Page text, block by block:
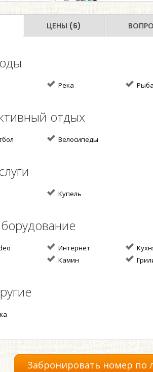
ЦЕНЫ (6)
Река
отдых
Велосипеды
Купель
Интернет
Камин
Забронировать номер по